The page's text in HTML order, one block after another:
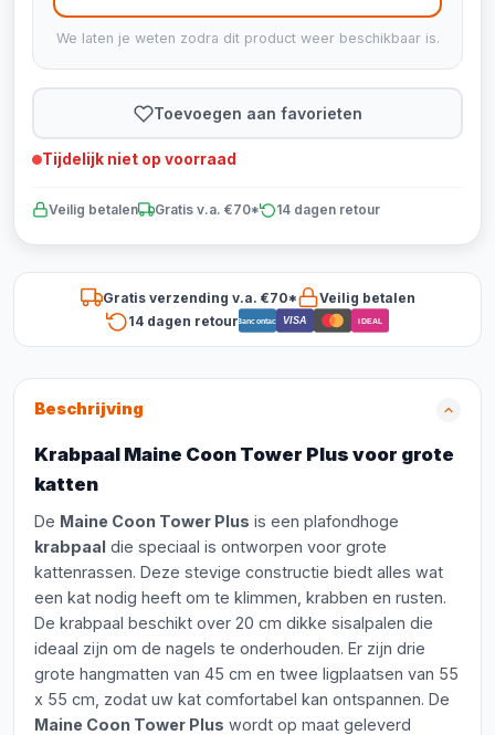
We laten je weten zodra dit product weer beschikbaar is.
Toevoegen aan favorieten
Tijdelijk niet op voorraad
Veilig betalen Gratis v.a. €70* 14 dagen retour
Gratis verzending v.a. €70*
Veilig betalen
14 dagen retourBancontact VISA iDEAL
Beschrijving
Krabpaal Maine Coon Tower Plus voor grote
katten
De Maine Coon Tower Plus is een plafondhoge
krabpaal die speciaal is ontworpen voor grote
kattenrassen. Deze stevige constructie biedt alles wat
een kat nodig heeft om te klimmen, krabben en rusten.
De krabpaal beschikt over 20 cm dikke sisalpalen die
ideaal zijn om de nagels te onderhouden. Er zijn drie
grote hangmatten van 45 cm en twee ligplaatsen van 55
x 55 cm, zodat uw kat comfortabel kan ontspannen. De
Maine Coon Tower Plus wordt op maat geleverd